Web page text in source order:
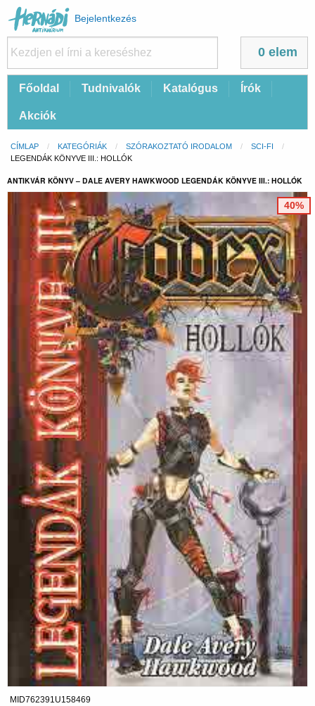
Felhasználói
fiók
menüje
Bejelentkezés
0 elem
FőFőoldal Tudnivalók Katalógus Írók
Akciók
Morzsa
CÍMLAP KATEGÓRIÁK SZÓRAKOZTATÓ IRODALOM
SCI-FI
CURRENT:
LEGENDÁK KÖNYVE III.: HOLLÓK
ANTIKVÁR KÖNYV – DALE AVERY HAWKWOOD LEGENDÁK KÖNYVE III.: HOLLÓK
40%
MID762391U158469